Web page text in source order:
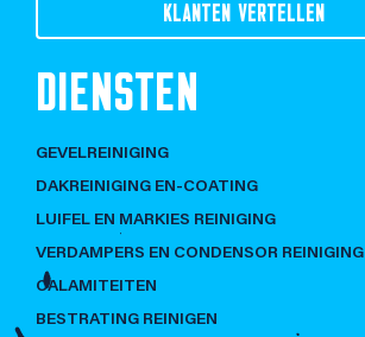
KLANTEN VERTELLEN
DIENSTEN
GEVELREINIGING
DAKREINIGING EN-COATING
LUIFEL EN MARKIES REINIGING
VERDAMPERS EN CONDENSOR REINIGING
CALAMITEITEN
BESTRATING REINIGEN